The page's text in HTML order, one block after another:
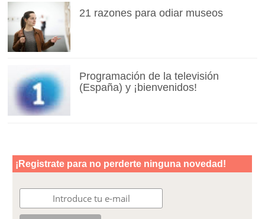
21 razones para odiar museos
Programación de la televisión
(España) y ¡bienvenidos!